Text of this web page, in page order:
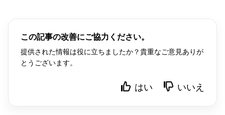
この記事の改善にご協力ください。
提供された情報は役に立ちましたか？貴重なご意見ありが
とうございます。
はい いいえ